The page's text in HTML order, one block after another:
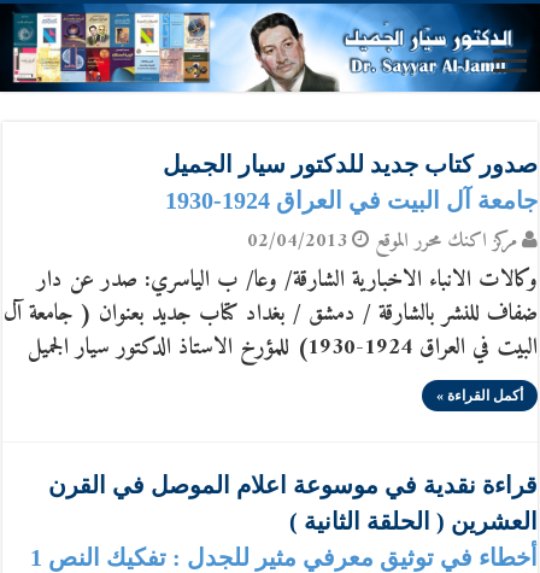
صدور كتاب جديد للدكتور سيار الجميل
جامعة آل البيت في العراق 1924-1930
مركز اكنك محرر الموقع 02/04/2013
وكالات الانباء الاخبارية الشارقة/ وعا/ ب الياسري: صدر عن دار
ضفاف للنشر بالشارقة / دمشق / بغداد كتاب جديد بعنوان ( جامعة آل
البيت في العراق 1924-1930) للمؤرخ الاستاذ الدكتور سيار الجميل
أكمل القراءة »
قراءة نقدية في موسوعة اعلام الموصل في القرن
العشرين ( الحلقة الثانية )
أخطاء في توثيق معرفي مثير للجدل : تفكيك النص 1